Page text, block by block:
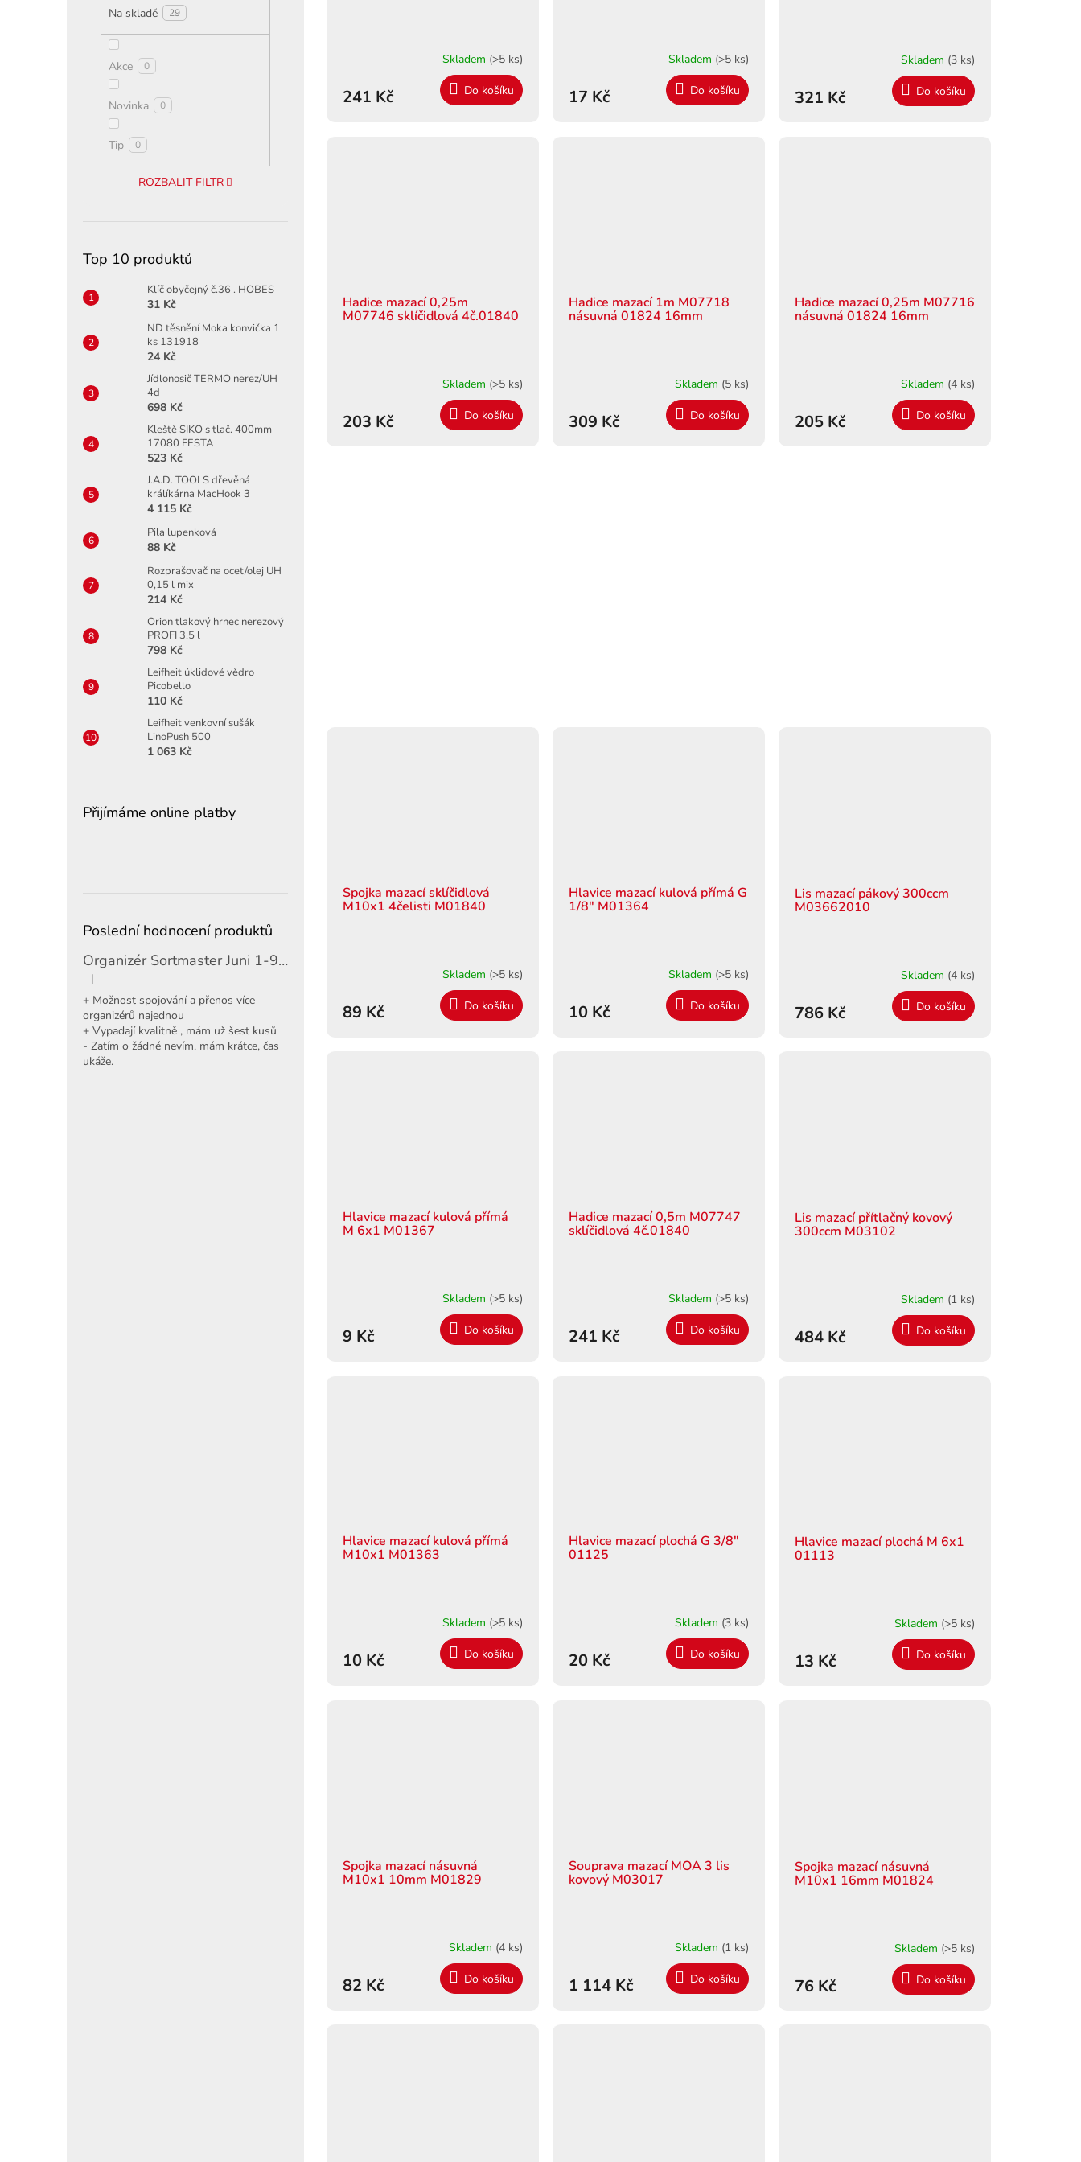
Na skladě 29
Akce 0
Novinka 0
Tip 0
ROZBALIT FILTR
Top 10 produktů
Klíč obyčejný č.36 . HOBES
31 Kč
ND těsnění Moka konvička 1
ks 131918
24 Kč
Jídlonosič TERMO nerez/UH
4d
698 Kč
Kleště SIKO s tlač. 400mm
17080 FESTA
523 Kč
J.A.D. TOOLS dřevěná
králíkárna MacHook 3
4 115 Kč
Pila lupenková
88 Kč
Rozprašovač na ocet/olej UH
0,15 l mix
214 Kč
Orion tlakový hrnec nerezový
PROFI 3,5 l
798 Kč
Leifheit úklidové vědro
Picobello
110 Kč
Leifheit venkovní sušák
LinoPush 500
1 063 Kč
Přijímáme online platby
Poslední hodnocení produktů
Organizér Sortmaster Juni 1-97-483
Hodnocení produktu je 5 z 5 hvězdiček.
|
+ Možnost spojování a přenos více
organizérů najednou
+ Vypadají kvalitně , mám už šest kusů
- Zatím o žádné nevím, mám krátce, čas
ukáže.
Skladem (>5 ks)
241 Kč Do košíku
Skladem (>5 ks)
17 Kč Do košíku
Skladem (3 ks)
321 Kč Do košíku
Hadice mazací 0,25m
M07746 sklíčidlová 4č.01840
Skladem (>5 ks)
203 Kč Do košíku
Hadice mazací 1m M07718
násuvná 01824 16mm
Skladem (5 ks)
309 Kč Do košíku
Hadice mazací 0,25m M07716
násuvná 01824 16mm
Skladem (4 ks)
205 Kč Do košíku
Spojka mazací sklíčidlová
M10x1 4čelisti M01840
Skladem (>5 ks)
89 Kč Do košíku
Hlavice mazací kulová přímá G
1/8" M01364
Skladem (>5 ks)
10 Kč Do košíku
Lis mazací pákový 300ccm
M03662010
Skladem (4 ks)
786 Kč Do košíku
Hlavice mazací kulová přímá
M 6x1 M01367
Skladem (>5 ks)
9 Kč Do košíku
Hadice mazací 0,5m M07747
sklíčidlová 4č.01840
Skladem (>5 ks)
241 Kč Do košíku
Lis mazací přítlačný kovový
300ccm M03102
Skladem (1 ks)
484 Kč Do košíku
Hlavice mazací kulová přímá
M10x1 M01363
Skladem (>5 ks)
10 Kč Do košíku
Hlavice mazací plochá G 3/8"
01125
Skladem (3 ks)
20 Kč Do košíku
Hlavice mazací plochá M 6x1
01113
Skladem (>5 ks)
13 Kč Do košíku
Spojka mazací násuvná
M10x1 10mm M01829
Skladem (4 ks)
82 Kč Do košíku
Souprava mazací MOA 3 lis
kovový M03017
Skladem (1 ks)
1 114 Kč Do košíku
Spojka mazací násuvná
M10x1 16mm M01824
Skladem (>5 ks)
76 Kč Do košíku